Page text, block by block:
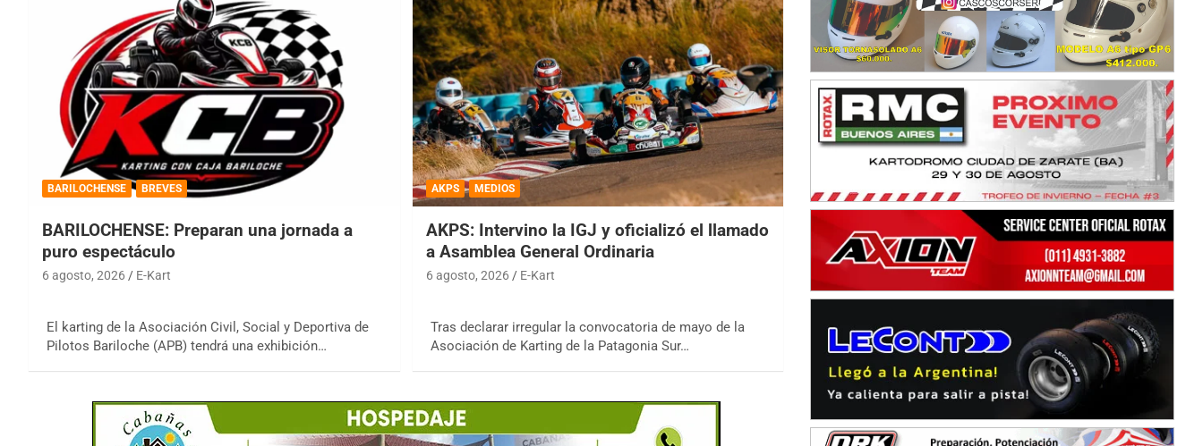
BARILOCHENSE BREVES
BARILOCHENSE: Preparan una jornada a
puro espectáculo
6 agosto, 2026 E-Kart
El karting de la Asociación Civil, Social y Deportiva de
Pilotos Bariloche (APB) tendrá una exhibición…
AKPS MEDIOS
AKPS: Intervino la IGJ y oficializó el llamado
a Asamblea General Ordinaria
6 agosto, 2026 E-Kart
Tras declarar irregular la convocatoria de mayo de la
Asociación de Karting de la Patagonia Sur…
KDO - F6
Ciudad de Trenque Lauquen (Asfalto)
Trenque Lauquen (Buenos Aires)
ENTRERRIANO - F6 (POSTERGADA)
Parque de la Velocidad (Asfalto)
Villaguay (Entre Ríos)
VICTORIENSE - F7
Victoria (Entre Ríos)
PATAGONICO - F6
Moto Club Reginense (Tierra)
Gral. E. Godoy (Río Negro)
CSK - F7
Humboldt (Santa Fe)
NORESTE SANTAFESINO - F6
Ciudad de Avellaneda (Asfalto)
Avellaneda (Santa Fe)
SUR SANTAFESINO - F4